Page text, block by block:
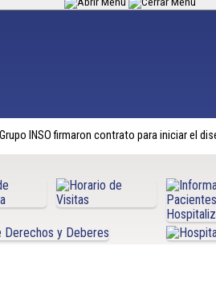
INSO firmaron contrato para iniciar el